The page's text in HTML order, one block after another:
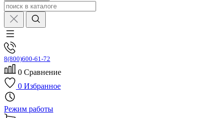
8(800)600-61-72
0 Сравнение
0 Избранное
Режим работы